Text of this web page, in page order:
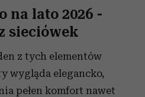
na lato 2026 -
sieciówek
z tych elementów
wygląda elegancko,
pełen komfort nawet